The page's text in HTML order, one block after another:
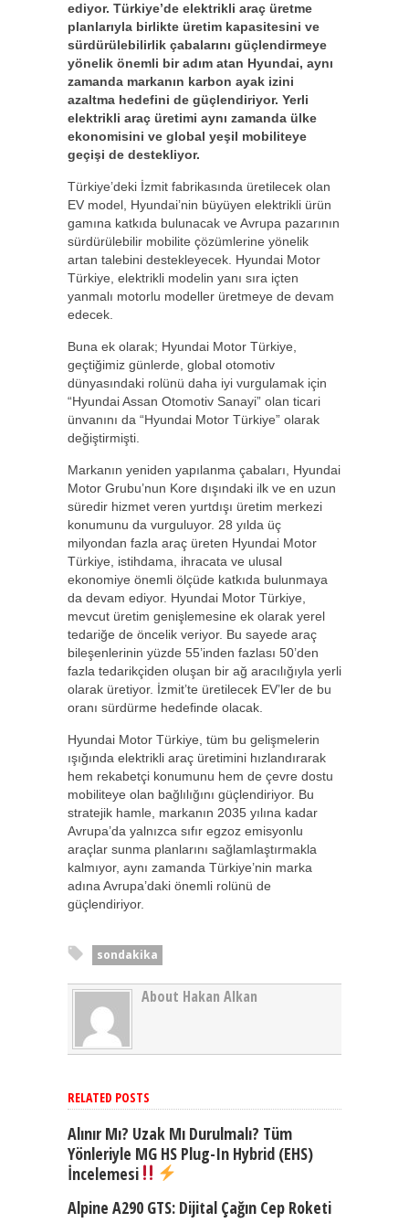
ediyor. Türkiye’de elektrikli araç üretme
planlarıyla birlikte üretim kapasitesini ve
sürdürülebilirlik çabalarını güçlendirmeye
yönelik önemli bir adım atan Hyundai, aynı
zamanda markanın karbon ayak izini
azaltma hedefini de güçlendiriyor. Yerli
elektrikli araç üretimi aynı zamanda ülke
ekonomisini ve global yeşil mobiliteye
geçişi de destekliyor.
Türkiye’deki İzmit fabrikasında üretilecek olan
EV model, Hyundai’nin büyüyen elektrikli ürün
gamına katkıda bulunacak ve Avrupa pazarının
sürdürülebilir mobilite çözümlerine yönelik
artan talebini destekleyecek. Hyundai Motor
Türkiye, elektrikli modelin yanı sıra içten
yanmalı motorlu modeller üretmeye de devam
edecek.
Buna ek olarak; Hyundai Motor Türkiye,
geçtiğimiz günlerde, global otomotiv
dünyasındaki rolünü daha iyi vurgulamak için
“Hyundai Assan Otomotiv Sanayi” olan ticari
ünvanını da “Hyundai Motor Türkiye” olarak
değiştirmişti.
Markanın yeniden yapılanma çabaları, Hyundai
Motor Grubu’nun Kore dışındaki ilk ve en uzun
süredir hizmet veren yurtdışı üretim merkezi
konumunu da vurguluyor. 28 yılda üç
milyondan fazla araç üreten Hyundai Motor
Türkiye, istihdama, ihracata ve ulusal
ekonomiye önemli ölçüde katkıda bulunmaya
da devam ediyor. Hyundai Motor Türkiye,
mevcut üretim genişlemesine ek olarak yerel
tedariğe de öncelik veriyor. Bu sayede araç
bileşenlerinin yüzde 55’inden fazlası 50’den
fazla tedarikçiden oluşan bir ağ aracılığıyla yerli
olarak üretiyor. İzmit’te üretilecek EV’ler de bu
oranı sürdürme hedefinde olacak.
Hyundai Motor Türkiye, tüm bu gelişmelerin
ışığında elektrikli araç üretimini hızlandırarak
hem rekabetçi konumunu hem de çevre dostu
mobiliteye olan bağlılığını güçlendiriyor. Bu
stratejik hamle, markanın 2035 yılına kadar
Avrupa’da yalnızca sıfır egzoz emisyonlu
araçlar sunma planlarını sağlamlaştırmakla
kalmıyor, aynı zamanda Türkiye’nin marka
adına Avrupa’daki önemli rolünü de
güçlendiriyor.
sondakika
About Hakan Alkan
RELATED POSTS
Alınır Mı? Uzak Mı Durulmalı? Tüm
Yönleriyle MG HS Plug-In Hybrid (EHS)
İncelemesi
Alpine A290 GTS: Dijital Çağın Cep Roketi